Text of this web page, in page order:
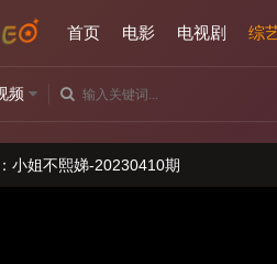
首页 电影 电视剧 综
频
小姐不熙娣-20230410期